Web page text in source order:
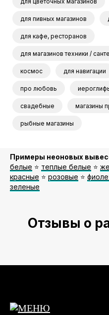
для пивных магазинов
для кафе, ресторанов
для магазинов техники /
космос для навигации
про любовь
свадебные магазины
рыбные магазины
Примеры неоновых
белые ⭐️ теплые белые ⭐️
красные ⭐️ розовые ⭐️
зеленые
Отзывы о